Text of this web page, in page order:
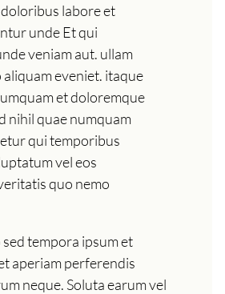
labore et
unde Et qui
veniam aut. ullam
eveniet. itaque
et doloremque
nihil quae numquam
qui temporibus
vel eos
quo nemo
tempora ipsum et
aperiam perferendis
neque. Soluta earum vel